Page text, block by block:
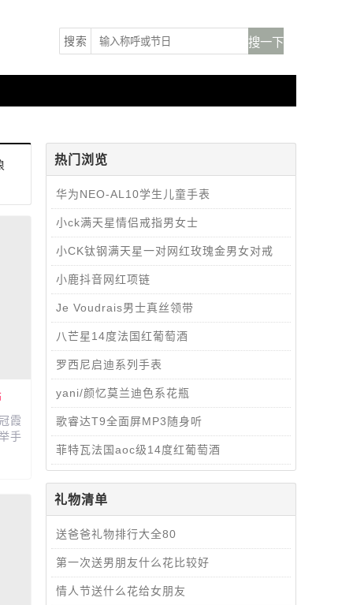
搜索
霞
手
热门浏览
华为NEO-AL10学生儿童手表
小ck满天星情侣戒指男女士
小CK钛钢满天星一对网红玫瑰金男女对戒
小鹿抖音网红项链
Je Voudrais男士真丝领带
八芒星14度法国红葡萄酒
罗西尼启迪系列手表
yani/颜忆莫兰迪色系花瓶
歌睿达T9全面屏MP3随身听
菲特瓦法国aoc级14度红葡萄酒
礼物清单
送爸爸礼物排行大全80
第一次送男朋友什么花比较好
情人节送什么花给女朋友